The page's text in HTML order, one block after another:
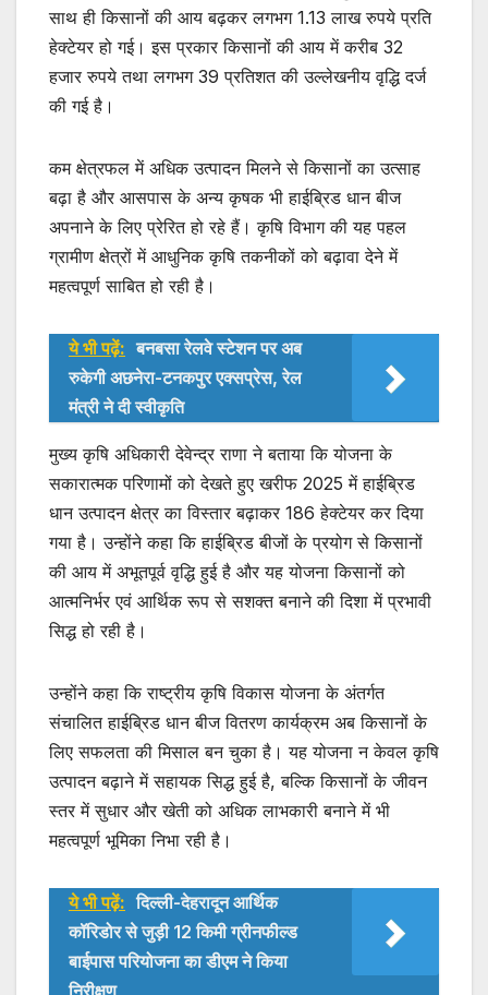
साथ ही किसानों की आय बढ़कर लगभग 1.13 लाख रुपये प्रति
हेक्टेयर हो गई। इस प्रकार किसानों की आय में करीब 32
हजार रुपये तथा लगभग 39 प्रतिशत की उल्लेखनीय वृद्धि दर्ज
की गई है।
कम क्षेत्रफल में अधिक उत्पादन मिलने से किसानों का उत्साह
बढ़ा है और आसपास के अन्य कृषक भी हाईब्रिड धान बीज
अपनाने के लिए प्रेरित हो रहे हैं। कृषि विभाग की यह पहल
ग्रामीण क्षेत्रों में आधुनिक कृषि तकनीकों को बढ़ावा देने में
महत्वपूर्ण साबित हो रही है।
ये भी पढ़ें: बनबसा रेलवे स्टेशन पर अब
रुकेगी अछनेरा-टनकपुर एक्सप्रेस, रेल
मंत्री ने दी स्वीकृति
मुख्य कृषि अधिकारी देवेन्द्र राणा ने बताया कि योजना के
सकारात्मक परिणामों को देखते हुए खरीफ 2025 में हाईब्रिड
धान उत्पादन क्षेत्र का विस्तार बढ़ाकर 186 हेक्टेयर कर दिया
गया है। उन्होंने कहा कि हाईब्रिड बीजों के प्रयोग से किसानों
की आय में अभूतपूर्व वृद्धि हुई है और यह योजना किसानों को
आत्मनिर्भर एवं आर्थिक रूप से सशक्त बनाने की दिशा में प्रभावी
सिद्ध हो रही है।
उन्होंने कहा कि राष्ट्रीय कृषि विकास योजना के अंतर्गत
संचालित हाईब्रिड धान बीज वितरण कार्यक्रम अब किसानों के
लिए सफलता की मिसाल बन चुका है। यह योजना न केवल कृषि
उत्पादन बढ़ाने में सहायक सिद्ध हुई है, बल्कि किसानों के जीवन
स्तर में सुधार और खेती को अधिक लाभकारी बनाने में भी
महत्वपूर्ण भूमिका निभा रही है।
ये भी पढ़ें: दिल्ली-देहरादून आर्थिक
कॉरिडोर से जुड़ी 12 किमी ग्रीनफील्ड
बाईपास परियोजना का डीएम ने किया
निरीक्षण